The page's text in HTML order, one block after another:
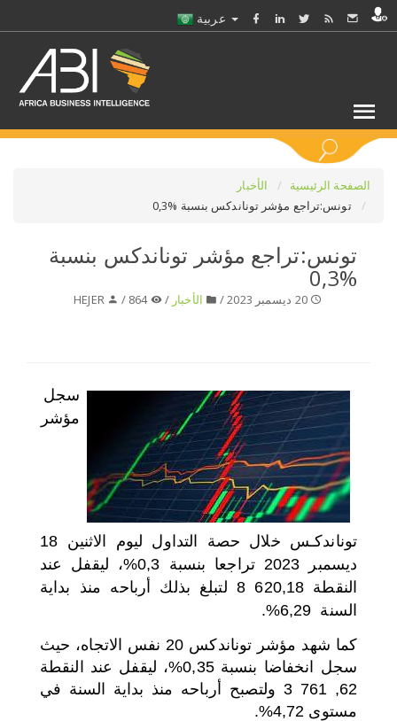
اختر بلدا/بلدان
الصفحة الرئيسية
الأخبار
تونس:تراجع مؤشر توناندكس بنسبة %0,3
تونس:تراجع مؤشر توناندكس بنسبة
%0,3
20 ديسمبر 2023 / الأخبار /
864 /
HEJER
سجل
مؤشر
توناندكـس خلال حصة التداول ليوم الاثنين 18
ديسمبر 2023 تراجعا بنسبة 0,3%، ليقفل عند
النقطة 620,18 8 لتبلغ بذلك أرباحه منذ بداية
السنة 6,29%.
كما شهد مؤشر توناندكس 20 نفس الاتجاه، حيث
سجل انخفاضا بنسبة 0,35%، ليقفل عند النقطة
62, 761 3 ولتصبح أرباحه منذ بداية السنة في
مستوى 4,72%.